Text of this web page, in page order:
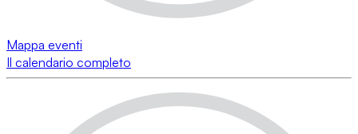
Mappa eventi
Il calendario completo